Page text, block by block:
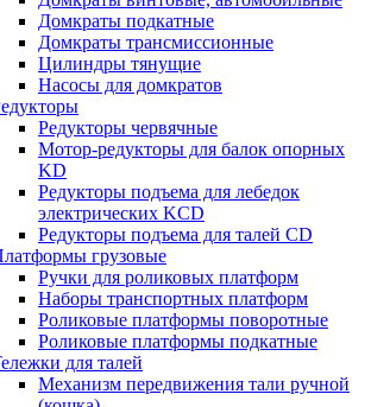
Домкраты подкатные
Домкраты трансмиссионные
Цилиндры тянущие
Насосы для домкратов
Редукторы червячные
Мотор-редукторы для балок опорных
KD
Редукторы подъема для лебедок
электрических KCD
Редукторы подъема для талей CD
грузовые
Ручки для роликовых платформ
Наборы транспортных платформ
Роликовые платформы поворотные
Роликовые платформы подкатные
для талей
Механизм передвижения тали ручной